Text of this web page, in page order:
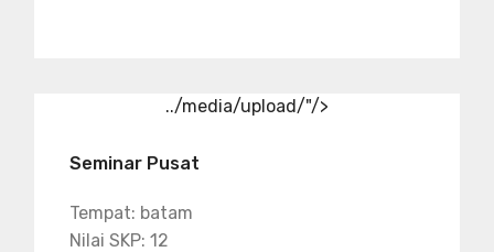
../media/upload/"/>
Seminar Pusat
Tempat: batam
Nilai SKP: 12